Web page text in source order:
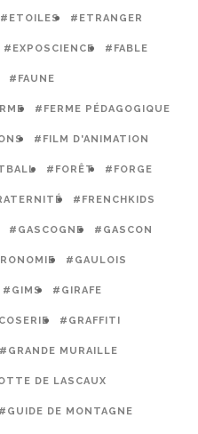
#ETOILES #ETRANGER
#EXPOSCIENCE #FABLE
#FAUNE
#FERME PÉDAGOGIQUE
#FILM D'ANIMATION
#FORÊT #FORGE
#FRENCHKIDS
#GASCOGNE #GASCON
#GAULOIS
#GIMS #GIRAFE
#GRAFFITI
#GRANDE MURAILLE
DE LASCAUX
#GUIDE DE MONTAGNE